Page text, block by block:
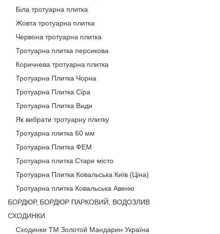
Біла тротуарна плитка
Жовта тротуарна плитка
Червона тротуарна плитка
Тротуарна плитка персикова
Коричнева тротуарна плитка
Тротуарна Плитка Чорна
Тротуарна Плитка Сіра
Тротуарна Плитка Види
Як вибрати тротуарну плитку
Тротуарна плитка 60 мм
Тротуарна Плитка ФЕМ
Тротуарна плитка Старе місто
Тротуарна Плитка Ковальська Київ (Ціна)
Тротуарна плитка Ковальська Авеню
БОРДЮР, БОРДЮР ПАРКОВИЙ, ВОДОЗЛИВ
СХОДИНКИ
Сходинки ТМ Золотой Мандарин Україна